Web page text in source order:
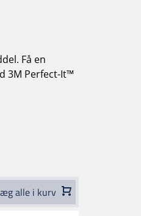
Få en
3M Perfect-It™
alle i kurv